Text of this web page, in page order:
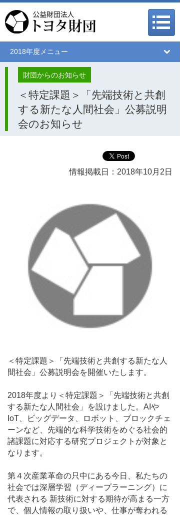
2018年度メニュー
財団からのお知らせ
＜特定課題＞「先端技術と共創
する新たな人間社会」公募説明
会のお知らせ
情報掲載日：2018年10月2日
＜特定課題＞「先端技術と共創する新たな人
間社会」公募説明会を開催いたします。
2018年度より＜特定課題＞「先端技術と共創
する新たな人間社会」を設けました。AIや
IoT、ビッグデータ、ロボット、ブロックチェ
ーンなど、先端的な科学技術をめぐる社会的
諸課題に対応する研究プロジェクトが対象と
なります。
第４次産業革命の只中にある今日、私たちの
社会では深層学習（ディープラーニング）に
代表される 新技術に対する期待が高まる一方
で、個人情報の取り扱いや、仕事が奪われる